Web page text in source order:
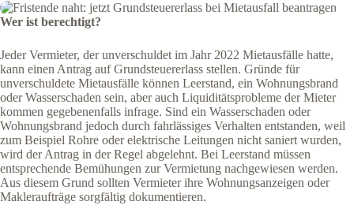
Wer ist berechtigt?
Jeder Vermieter, der unverschuldet im Jahr 2022 Mietausfälle hatte,
kann einen Antrag auf Grundsteuererlass stellen. Gründe für
unverschuldete Mietausfälle können Leerstand, ein Wohnungsbrand
oder Wasserschaden sein, aber auch Liquiditätsprobleme der Mieter
kommen gegebenenfalls infrage. Sind ein Wasserschaden oder
Wohnungsbrand jedoch durch fahrlässiges Verhalten entstanden, weil
zum Beispiel Rohre oder elektrische Leitungen nicht saniert wurden,
wird der Antrag in der Regel abgelehnt. Bei Leerstand müssen
entsprechende Bemühungen zur Vermietung nachgewiesen werden.
Aus diesem Grund sollten Vermieter ihre Wohnungsanzeigen oder
Makleraufträge sorgfältig dokumentieren.